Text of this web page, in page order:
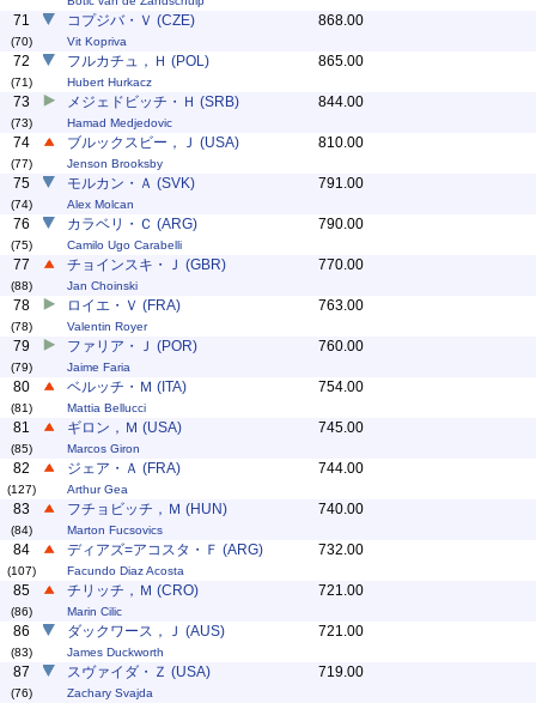
71
(70)
コプジバ・Ｖ (CZE)
Vit Kopriva
868.00
72
(71)
フルカチュ，Ｈ (POL)
Hubert Hurkacz
865.00
73
(73)
メジェドビッチ・Ｈ (SRB)
Hamad Medjedovic
844.00
74
(77)
ブルックスビー，Ｊ (USA)
Jenson Brooksby
810.00
75
(74)
モルカン・Ａ (SVK)
Alex Molcan
791.00
76
(75)
カラベリ・Ｃ (ARG)
Camilo Ugo Carabelli
790.00
77
(88)
チョインスキ・Ｊ (GBR)
Jan Choinski
770.00
78
(78)
ロイエ・Ｖ (FRA)
Valentin Royer
763.00
79
(79)
ファリア・Ｊ (POR)
Jaime Faria
760.00
80
(81)
ベルッチ・Ｍ (ITA)
Mattia Bellucci
754.00
81
(85)
ギロン，Ｍ (USA)
Marcos Giron
745.00
82
(127)
ジェア・Ａ (FRA)
Arthur Gea
744.00
83
(84)
フチョビッチ，Ｍ (HUN)
Marton Fucsovics
740.00
84
(107)
ディアズ=アコスタ・Ｆ (ARG)
Facundo Diaz Acosta
732.00
85
(86)
チリッチ，Ｍ (CRO)
Marin Cilic
721.00
86
(83)
ダックワース，Ｊ (AUS)
James Duckworth
721.00
87
(76)
スヴァイダ・Ｚ (USA)
Zachary Svajda
719.00